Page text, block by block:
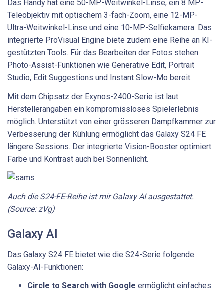
Das Handy hat eine 50-MP-Weitwinkel-Linse, ein 8 MP-
Teleobjektiv mit optischem 3-fach-Zoom, eine 12-MP-
Ultra-Weitwinkel-Linse und eine 10-MP-Selfiekamera. Das
integrierte ProVisual Engine biete zudem eine Reihe an KI-
gestützten Tools. Für das Bearbeiten der Fotos stehen
Photo-Assist-Funktionen wie Generative Edit, Portrait
Studio, Edit Suggestions und Instant Slow-Mo bereit.
Mit dem Chipsatz der Exynos-2400-Serie ist laut
Herstellerangaben ein kompromissloses Spielerlebnis
möglich. Unterstützt von einer grösseren Dampfkammer zur
Verbesserung der Kühlung ermöglicht das Galaxy S24 FE
längere Sessions. Der integrierte Vision-Booster optimiert
Farbe und Kontrast auch bei Sonnenlicht.
Auch die S24-FE-Reihe ist mir Galaxy AI ausgestattet.
(Source: zVg)
Galaxy AI
Das Galaxy S24 FE bietet wie die S24-Serie folgende
Galaxy-AI-Funktionen:
Circle to Search with Google ermöglicht einfaches